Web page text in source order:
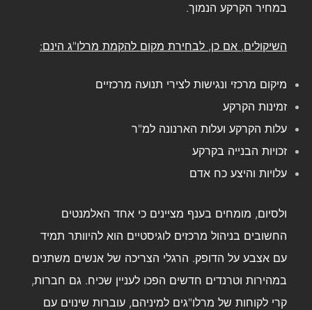
במחיר הקרקע הנמוך.
השיקולים, אם כן, לבחירת מקום להקמת מרלו"ג הינם:
מיקום מרכזי ונגישות לצירי תנועה מרכזיים
זמינות הקרקע
עלות הקרקע ועלות הארנונה למ"ר
זכויות הבנייה בקרקע
עלויות והיצע כח אדם
ולסיום, מומחים בענף מציינים כי אחד האלמנטים
החשובים בניהול מרכזים לוגיסטיים הוא להיוותר תמיד
עם אצבע על הדופק. הרגלי הצריכה של אנשים משתנים
במהירות וטרנדים חדשים הפכו לעניין שכיח. גם חברות,
קרי לקוחות של מרלו"גים למיניהם, עוברות שינוים עם